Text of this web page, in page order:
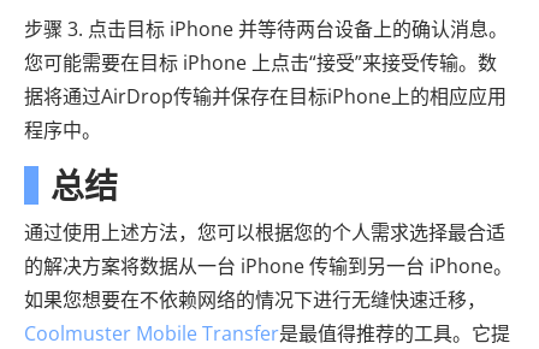
步骤 3. 点击目标 iPhone 并等待两台设备上的确认消息。
您可能需要在目标 iPhone 上点击“接受”来接受传输。数
据将通过AirDrop传输并保存在目标iPhone上的相应应用
程序中。
总结
通过使用上述方法，您可以根据您的个人需求选择最合适
的解决方案将数据从一台 iPhone 传输到另一台 iPhone。
如果您想要在不依赖网络的情况下进行无缝快速迁移，
Coolmuster Mobile Transfer是最值得推荐的工具。它提